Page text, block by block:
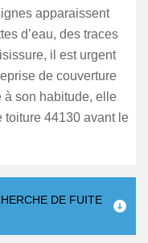
apparaissent
d’eau, des traces
il est urgent
de couverture
à son habitude, elle
toiture 44130 avant le
DE FUITE